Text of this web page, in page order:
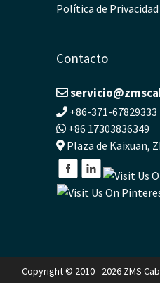
Política de Privacidad
Contacto
+86-371-67829333
+86 17303836349
Plaza de Kaixuan,
Copyright © 2010 - 2026 ZMS